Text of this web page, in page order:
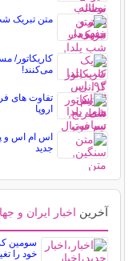
متن تبریک
کاریکاتور/
می‌کنند!
تفاوت های
اروپا
اس ام اس و
جدید
آخرین اخبار ایران و
سومین
خود را